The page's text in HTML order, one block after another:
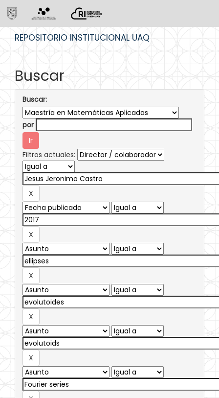
REPOSITORIO INSTITUCIONAL UAQ
Buscar
Buscar:
por
Filtros actuales: